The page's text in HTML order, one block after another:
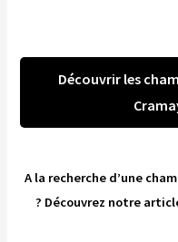
Découvrir les
A la recherche d’une
? Découvrez notre